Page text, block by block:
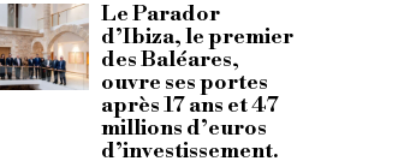
Le Parador
d’Ibiza, le premier
des Baléares,
ouvre ses portes
après 17 ans et 47
millions d’euros
d’investissement.